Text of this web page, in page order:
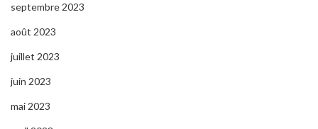
septembre 2023
août 2023
juillet 2023
juin 2023
mai 2023